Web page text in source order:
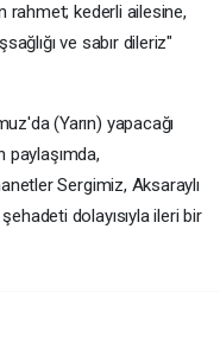
rahmet; kederli ailesine,
ve sabır dileriz"
(Yarın) yapacağı
paylaşımda,
Sergimiz, Aksaraylı
dolayısıyla ileri bir